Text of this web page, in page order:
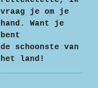
vraag je om je
hand. Want je
bent
de schoonste van
het land!